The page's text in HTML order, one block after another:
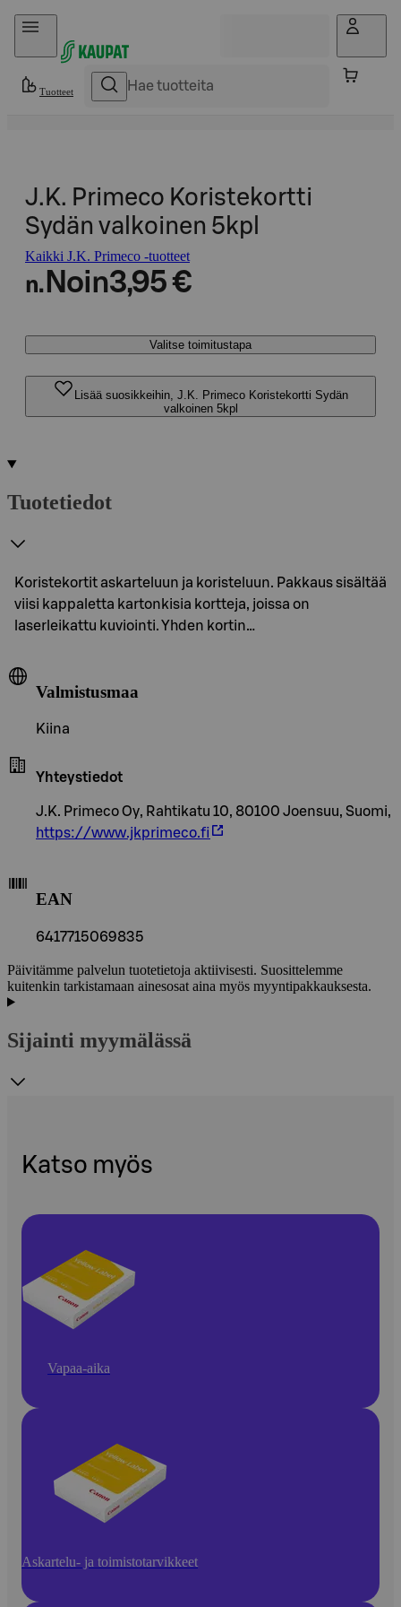
Hyppää sisältöön
Tuotteet
J.K. Primeco Koristekortti
Sydän valkoinen 5kpl
Kaikki J.K. Primeco -tuotteet
n. Noin3,95 €
Valitse toimitustapa
Lisää suosikkeihin, J.K. Primeco Koristekortti Sydän
valkoinen 5kpl
Tuotetiedot
Koristekortit askarteluun ja koristeluun. Pakkaus sisältää
viisi kappaletta kartonkisia kortteja, joissa on
laserleikattu kuviointi. Yhden kortin…
Valmistusmaa
Kiina
Yhteystiedot
J.K. Primeco Oy, Rahtikatu 10, 80100 Joensuu, Suomi,
https://www.jkprimeco.fi
EAN
6417715069835
Päivitämme palvelun tuotetietoja aktiivisesti. Suosittelemme
kuitenkin tarkistamaan ainesosat aina myös myyntipakkauksesta.
Sijainti myymälässä
Katso myös
Vapaa-aika
Askartelu- ja toimistotarvikkeet